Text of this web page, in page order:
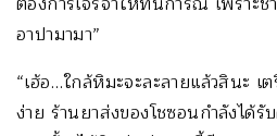
อาปามามา”
“เฮ้อ…ใกล้หิมะจะละลายแล้วสินะ เ
ง่าย ร้านยาส่งของโชซอนกำลังได้